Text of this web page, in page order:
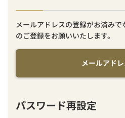
メールアドレスの登録がお済み
のご登録をお願いいたします。
メールアド
パスワード再設定